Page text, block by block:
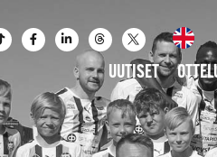
UUTISET